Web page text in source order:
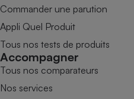
Commander une parution
Appli Quel Produit
Tous nos tests de produits
Accompagner
Tous nos comparateurs
Nos services